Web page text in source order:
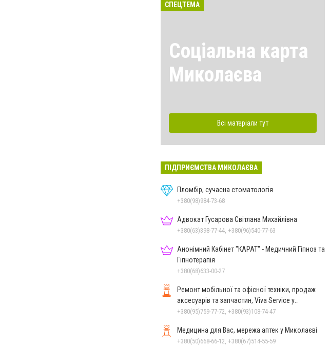
СПЕЦТЕМА
Соціальна карта
Миколаєва
Всі матеріали тут
ПІДПРИЄМСТВА МИКОЛАЄВА
Пломбір, сучасна стоматологія
+380(98)984-73-68
Адвокат Гусарова Світлана Михайлівна
+380(63)398-77-44, +380(96)540-77-63
Анонімний Кабінет "КАРАТ" - Медичний Гіпноз та
Гіпнотерапія
+380(68)633-00-27
Ремонт мобільної та офісної техніки, продаж
аксесуарів та запчастин, Viva Service у
Миколаєві
+380(95)759-77-72, +380(93)108-74-47
Медицина для Вас, мережа аптек у Миколаєві
+380(50)668-66-12, +380(67)514-55-59